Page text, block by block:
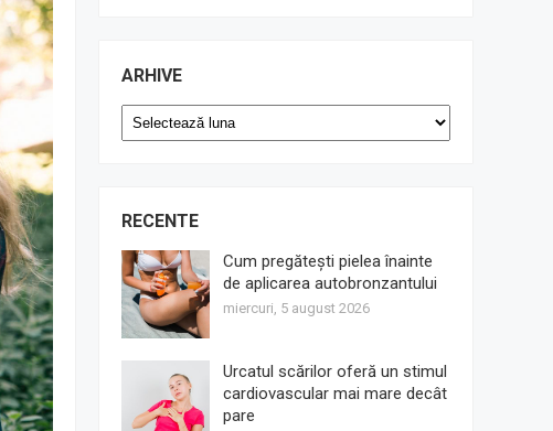
ARHIVE
Arhive
RECENTE
Cum pregătești pielea înainte
de aplicarea autobronzantului
miercuri, 5 august 2026
Urcatul scărilor oferă un stimul
cardiovascular mai mare decât
pare